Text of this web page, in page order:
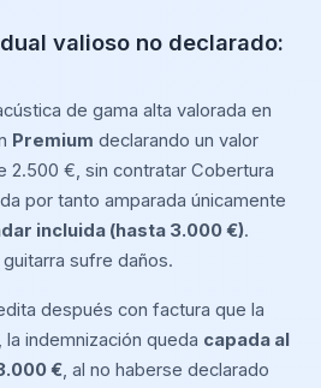
valioso no declarado:
de gama alta valorada en
Premium declarando un valor
2.500 €, sin contratar Cobertura
por tanto amparada únicamente
incluida (hasta 3.000 €).
sufre daños.
después con factura que la
indemnización queda capada al
€, al no haberse declarado